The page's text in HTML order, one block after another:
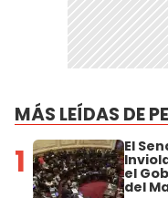
MÁS LEÍDAS DE
1 El
el
del